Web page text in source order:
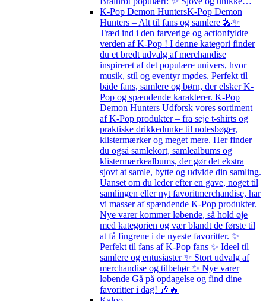
K-Pop Demon HuntersK-Pop Demon
Hunters – Alt til fans og samlere 🎤✨
Træd ind i den farverige og actionfyldte
verden af K-Pop ! I denne kategori finder
du et bredt udvalg af merchandise
inspireret af det populære univers, hvor
musik, stil og eventyr mødes. Perfekt til
både fans, samlere og børn, der elsker K-
Pop og spændende karakterer. K-Pop
Demon Hunters Udforsk vores sortiment
af K-Pop produkter – fra seje t-shirts og
praktiske drikkedunke til notesbøger,
klistermærker og meget mere. Her finder
du også samlekort, samlealbums og
klistermærkealbums, der gør det ekstra
sjovt at samle, bytte og udvide din samling.
Uanset om du leder efter en gave, noget til
samlingen eller nyt favoritmerchandise, har
vi masser af spændende K-Pop produkter.
Nye varer kommer løbende, så hold øje
med kategorien og vær blandt de første til
at få fingrene i de nyeste favoritter. ✨
Perfekt til fans af K-Pop fans ✨ Ideel til
samlere og entusiaster ✨ Stort udvalg af
merchandise og tilbehør ✨ Nye varer
løbende Gå på opdagelse og find dine
favoritter i dag! 🎶🔥